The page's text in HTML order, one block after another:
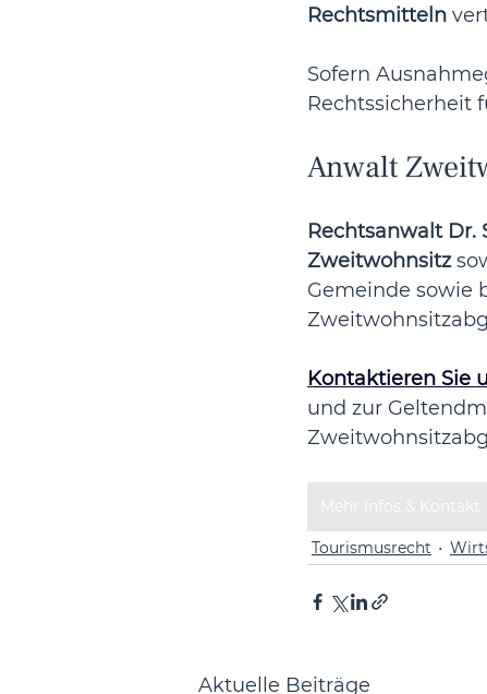
Rechtsmitteln
Sofern
Rechtssicherheit
Anwalt
Rechtsanwalt Dr.
Zweitwohnsitz
Gemeinde sowie
Kontaktieren Sie
und zur
Mehr Infos & Kontakt
Tourismusrecht
Aktuelle Beiträge